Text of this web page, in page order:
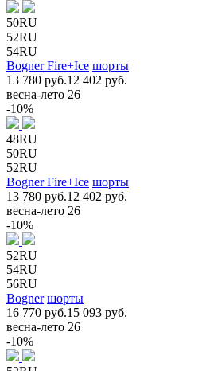
50RU
52RU
54RU
Bogner Fire+Ice шорты
13 780 руб.12 402 руб.
весна-лето 26
-10%
48RU
50RU
52RU
Bogner Fire+Ice шорты
13 780 руб.12 402 руб.
весна-лето 26
-10%
52RU
54RU
56RU
Bogner шорты
16 770 руб.15 093 руб.
весна-лето 26
-10%